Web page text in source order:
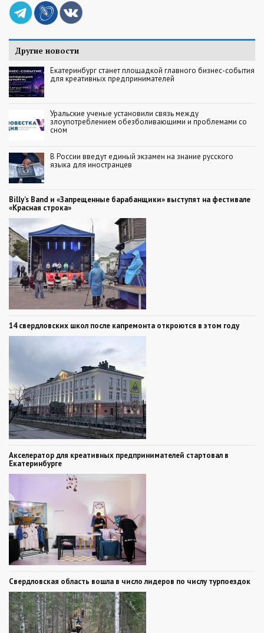
Другие новости
Екатеринбург станет площадкой главного бизнес-события
для креативных предпринимателей
Уральские ученые установили связь между
злоупотреблением обезболивающими и проблемами со
сном
В России введут единый экзамен на знание русского
языка для иностранцев
Billy’s Band и «Запрещенные барабанщики» выступят на фестивале
«Красная строка»
14 свердловских школ после капремонта откроются в этом году
Акселератор для креативных предпринимателей стартовал в
Екатеринбурге
Свердловская область вошла в число лидеров по числу турпоездок